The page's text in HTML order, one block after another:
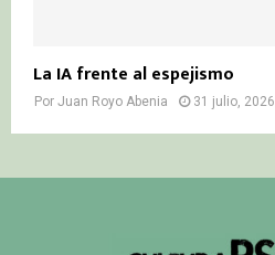
La IA frente al espejismo
Por Juan Royo Abenia 31 julio, 2026